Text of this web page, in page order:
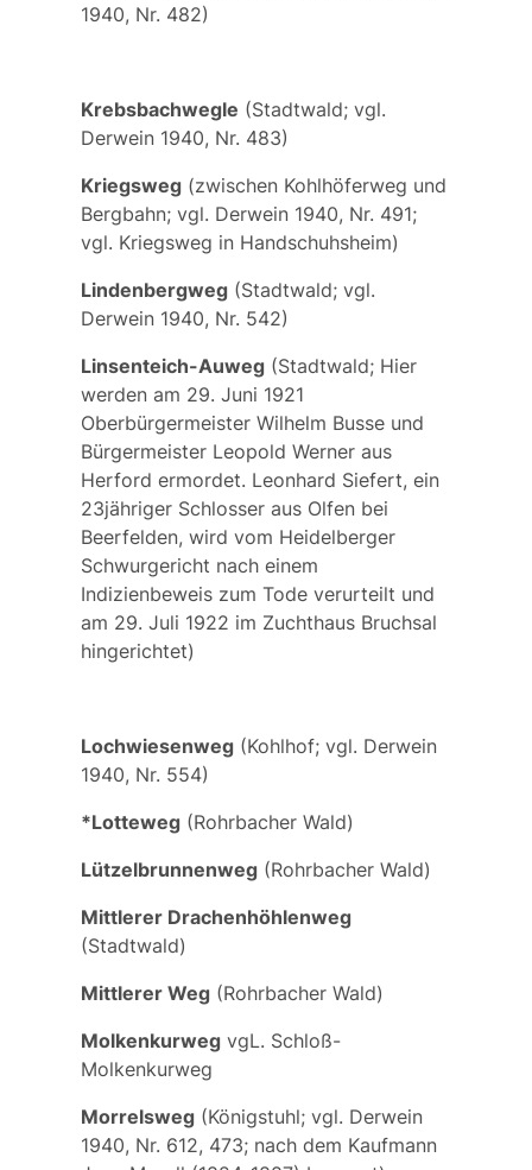
1940, Nr. 482)
Krebsbachwegle (Stadtwald; vgl.
Derwein 1940, Nr. 483)
Kriegsweg(zwischen Kohlhöferweg und
Bergbahn; vgl. Derwein 1940, Nr. 491;
vgl. Kriegsweg in Handschuhsheim)
Lindenbergweg(Stadtwald; vgl.
Derwein 1940, Nr. 542)
Linsenteich-Auweg(Stadtwald; Hier
werden am 29. Juni 1921
Oberbürgermeister Wilhelm Busseund
Bürgermeister Leopold Werneraus
Herford ermordet. Leonhard Siefert, ein
23jähriger Schlosser aus Olfen bei
Beerfelden, wird vom Heidelberger
Schwurgericht nach einem
Indizienbeweis zum Tode verurteilt und
am 29. Juli 1922 im Zuchthaus Bruchsal
hingerichtet)
Lochwiesenweg(Kohlhof; vgl. Derwein
1940, Nr. 554)
*Lotteweg(Rohrbacher Wald)
Lützelbrunnenweg(Rohrbacher Wald)
Mittlerer Drachenhöhlenweg
(Stadtwald)
Mittlerer Weg(Rohrbacher Wald)
MolkenkurwegvgL. Schloß-
Molkenkurweg
Morrelsweg(Königstuhl; vgl. Derwein
1940, Nr. 612, 473; nach dem Kaufmann